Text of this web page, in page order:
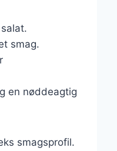
smag.
en nøddeagtig
smagsprofil.